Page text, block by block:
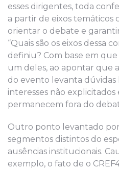
esses dirigentes, toda
a partir de eixos temáticos
orientar o debate e
“Quais são os eixos dessa
definiu? Com base em
um deles, ao apontar que
do evento levanta dúvidas
interesses não
permanecem fora do
Outro ponto levantado
segmentos distintos do
ausências institucionais.
exemplo, o fato de o